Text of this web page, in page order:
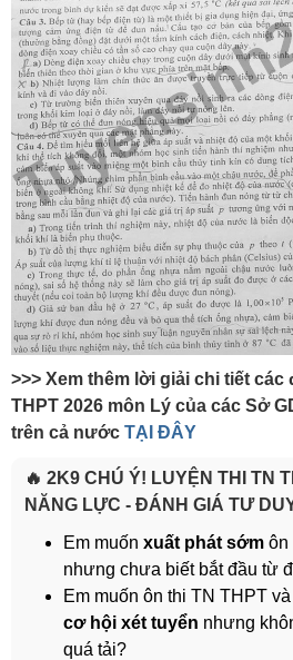
>>> Xem thêm lời giải chi tiết
THPT 2026 môn Lý của các Sở
trên cả nước TẠI ĐÂY
🔥 2K9 CHÚ Ý! LUYỆN THI TN
NĂNG LỰC - ĐÁNH GIÁ TƯ
Em muốn xuất phát sớm ôn
nhưng chưa biết bắt đầu từ
Em muốn ôn thi TN THPT
cơ hội xét tuyển nhưng
quá tải?